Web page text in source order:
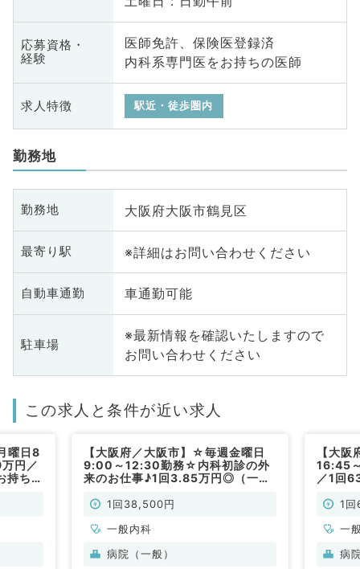
応募資格・
経験
医師免許、保険医登録済
内科系専門医をお持ちの医師
求人特徴 駅近・徒歩圏内
勤務地
勤務地 大阪府大阪市鶴見区
最寄り駅 ※詳細はお問い合わせください
自動車通勤 車通勤可能
駐車場
※最新情報を確認いたしますので
お問い合わせください
この求人と条件が近い求人
曜日8
円／
持ちの
【大阪府／大阪市】☆毎週金曜日
9:00～12:30勤務☆内科初診の外
来のお仕事♪1回3.85万円◎（一般
1回38,500円
一般内科
病院（一般）
【大
16:45
／1回
です
1
一
病